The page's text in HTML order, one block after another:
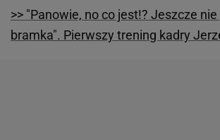
>> "Panowie, no co jest!? Jeszcze nie
bramka". Pierwszy trening kadry